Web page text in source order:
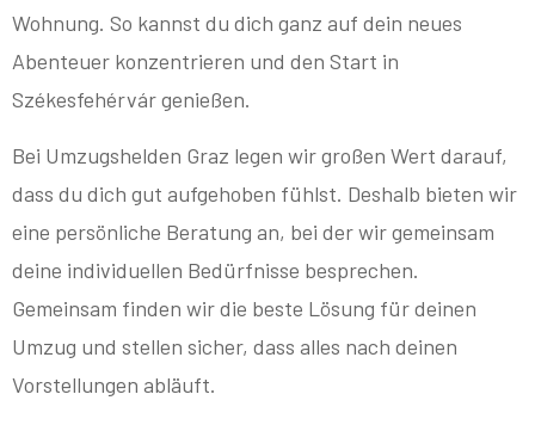
Wohnung. So kannst du dich ganz auf dein neues
Abenteuer konzentrieren und den Start in
Székesfehérvár genießen.
Bei Umzugshelden Graz legen wir großen Wert darauf,
dass du dich gut aufgehoben fühlst. Deshalb bieten wir
eine persönliche Beratung an, bei der wir gemeinsam
deine individuellen Bedürfnisse besprechen.
Gemeinsam finden wir die beste Lösung für deinen
Umzug und stellen sicher, dass alles nach deinen
Vorstellungen abläuft.